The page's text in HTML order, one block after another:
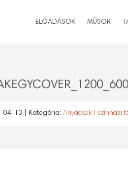
ELŐADÁSOK MŰSOR
04-13 | Kategória: Anyacsak1 színházi